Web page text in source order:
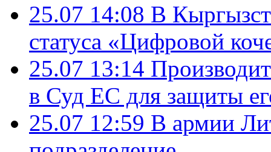
25.07 14:08 В
статуса «Цифровой
25.07 13:14
в Суд ЕС для защиты
25.07 12:59 В армии